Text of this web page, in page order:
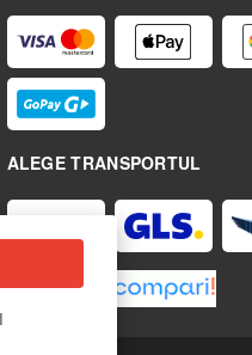
ALEGE TRANSPORTUL